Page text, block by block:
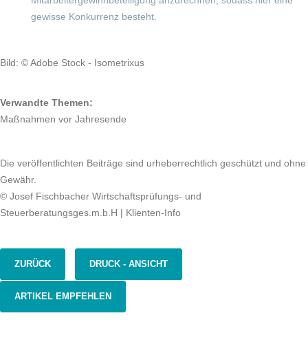
gewisse Konkurrenz besteht.
Bild: © Adobe Stock - Isometrixus
Verwandte Themen:
Maßnahmen vor Jahresende
Die veröffentlichten Beiträge sind urheberrechtlich geschützt und ohne
Gewähr.
© Josef Fischbacher Wirtschaftsprüfungs- und
Steuerberatungsges.m.b.H | Klienten-Info
ZURÜCK DRUCK - ANSICHT
ARTIKEL EMPFEHLEN